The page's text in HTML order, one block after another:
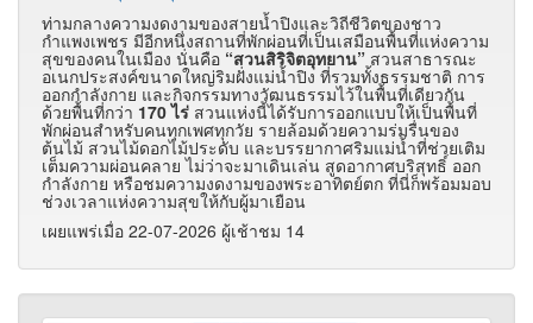
ท่ามกลางความงดงามของสายน้ำปิงและวิถีชีวิตของชาว
กำแพงเพชร มีอีกหนึ่งสถานที่พักผ่อนที่เป็นเสมือนพื้นที่แห่งความ
สุขของคนในเมือง นั่นคือ “สวนสิริจิตอุทยาน” สวนสาธารณะ
อเนกประสงค์ขนาดใหญ่ริมฝั่งแม่น้ำปิง ที่รวมทั้งธรรมชาติ การ
ออกกำลังกาย และกิจกรรมทางวัฒนธรรมไว้ในพื้นที่เดียวกัน
ด้วยพื้นที่กว่า 170 ไร่ สวนแห่งนี้ได้รับการออกแบบให้เป็นพื้นที่
พักผ่อนสำหรับคนทุกเพศทุกวัย รายล้อมด้วยความร่มรื่นของ
ต้นไม้ สวนไม้ดอกไม้ประดับ และบรรยากาศริมแม่น้ำที่ช่วยเติม
เต็มความผ่อนคลาย ไม่ว่าจะมาเดินเล่น สูดอากาศบริสุทธิ์ ออก
กำลังกาย หรือชมความงดงามของพระอาทิตย์ตก ที่นี่ก็พร้อมมอบ
ช่วงเวลาแห่งความสุขให้กับผู้มาเยือน
เผยแพร่เมื่อ 22-07-2026 ผู้เช้าชม 14